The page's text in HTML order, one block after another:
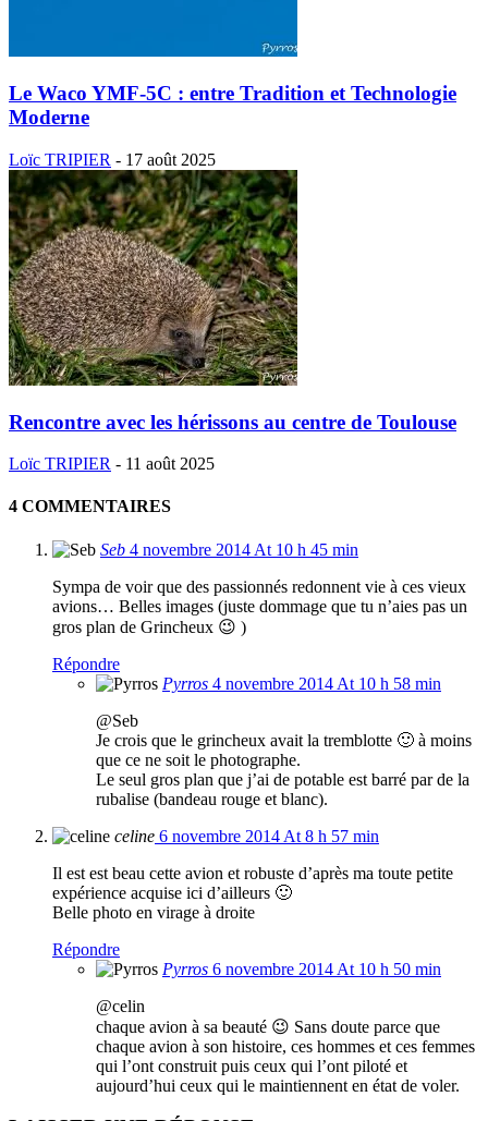
Le Waco YMF-5C : entre Tradition et Technologie
Moderne
Loïc TRIPIER - 17 août 2025
Rencontre avec les hérissons au centre de Toulouse
Loïc TRIPIER - 11 août 2025
4 COMMENTAIRES
Seb 4 novembre 2014 At 10 h 45 min
Sympa de voir que des passionnés redonnent vie à ces vieux
avions… Belles images (juste dommage que tu n’aies pas un
gros plan de Grincheux 😉 )
Répondre
Pyrros 4 novembre 2014 At 10 h 58 min
@Seb
Je crois que le grincheux avait la tremblotte 🙂 à moins
que ce ne soit le photographe.
Le seul gros plan que j’ai de potable est barré par de la
rubalise (bandeau rouge et blanc).
celine 6 novembre 2014 At 8 h 57 min
Il est est beau cette avion et robuste d’après ma toute petite
expérience acquise ici d’ailleurs 🙂
Belle photo en virage à droite
Répondre
Pyrros 6 novembre 2014 At 10 h 50 min
@celin
chaque avion à sa beauté 😉 Sans doute parce que
chaque avion à son histoire, ces hommes et ces femmes
qui l’ont construit puis ceux qui l’ont piloté et
aujourd’hui ceux qui le maintiennent en état de voler.